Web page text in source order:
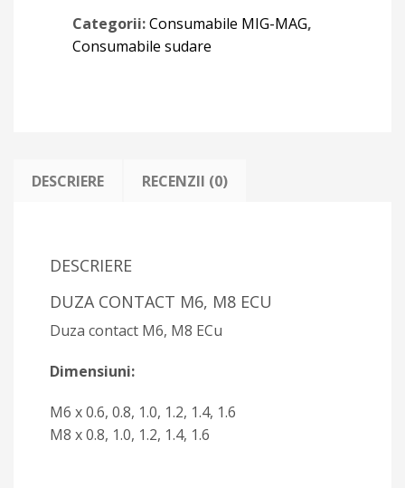
Categorii:Consumabile MIG-MAG,
Consumabile sudare
DESCRIERE RECENZII (0)
DESCRIERE
DUZA CONTACT M6, M8 ECU
Duza contact M6, M8 ECu
Dimensiuni:
M6 x 0.6, 0.8, 1.0, 1.2, 1.4, 1.6
M8 x 0.8, 1.0, 1.2, 1.4, 1.6